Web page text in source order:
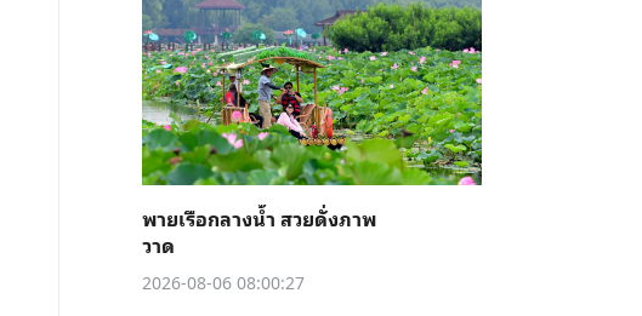
พายเรือกลางน้ำ สวยดั่งภาพ
วาด
2026-08-06 08:00:27